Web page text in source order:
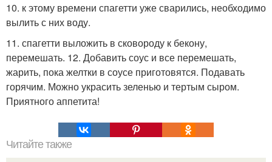
10. к этому времени спагетти уже сварились, необходимо
вылить с них воду.
11. спагетти выложить в сковороду к бекону,
перемешать. 12. Добавить соус и все перемешать,
жарить, пока желтки в соусе приготовятся. Подавать
горячим. Можно украсить зеленью и тертым сыром.
Приятного аппетита!
Читайте также